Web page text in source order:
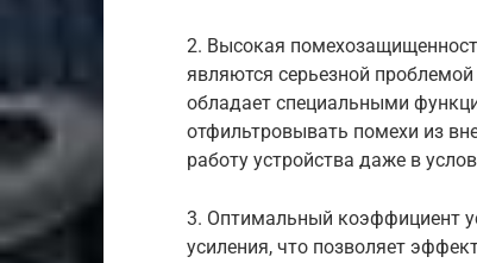
2. Высокая
являются серьезной
обладает специальными
отфильтровывать помехи из
работу устройства даже в
3. Оптимальный коэффициент
усиления, что позволяет